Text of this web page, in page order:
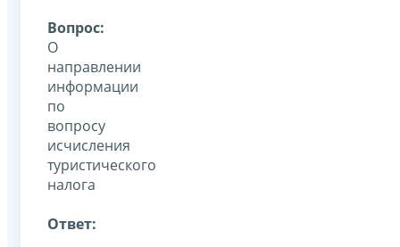
Вопрос:
О
направлении
информации
по
вопросу
исчисления
туристического
налога
Ответ: